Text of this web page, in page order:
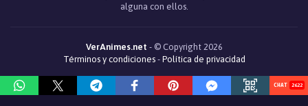
alguna con ellos.
VerAnimes.net - © Copyright 2026
Términos y condiciones- Política de privacidad
2843